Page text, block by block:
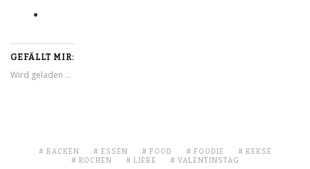
GEFÄLLT MIR:
Wird geladen …
BACKEN ESSEN FOOD FOODIE
KEKSE
KOCHEN
LIEBE VALENTINSTAG